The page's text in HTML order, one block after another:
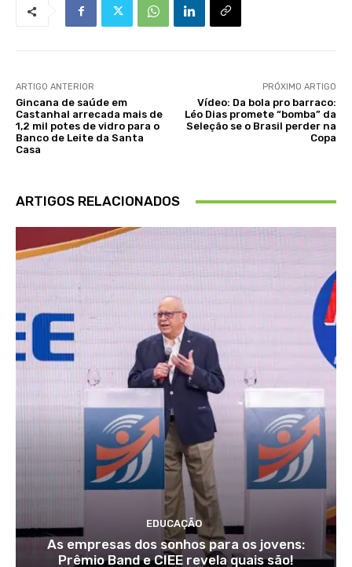
ARTIGO ANTERIOR
Gincana de saúde em
Castanhal arrecada mais de
1,2 mil potes de vidro para o
Banco de Leite da Santa
Casa
PRÓXIMO ARTIGO
Vídeo: Da bola pro barraco:
Léo Dias promete “bomba” da
Seleção se o Brasil perder na
Copa
ARTIGOS RELACIONADOS
EDUCAÇÃO
As empresas dos sonhos para os jovens:
Prêmio Band e CIEE revela quais são!